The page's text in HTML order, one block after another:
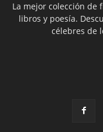
La mejor colección de
libros y poesía.
célebres de